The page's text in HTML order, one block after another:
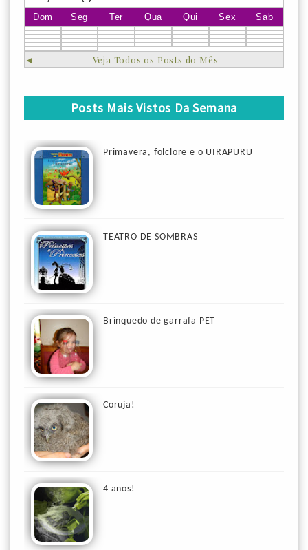
Dom Seg Ter Qua Qui Sex Sab
◄ Veja Todos os Posts do Mês
Posts Mais Vistos Da Semana
Primavera, folclore e o UIRAPURU
TEATRO DE SOMBRAS
Brinquedo de garrafa PET
Coruja!
4 anos!